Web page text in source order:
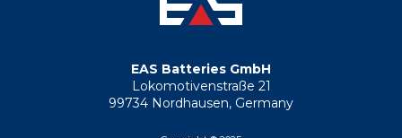
EAS Batteries GmbH
Lokomotivenstraße 21
99734 Nordhausen, Germany